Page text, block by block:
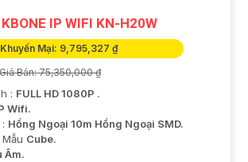
bạn tìm được giải pháp an ninh
IP WIFI KN-H20W
Khuyến Mại: 9,795,327 ₫
Giá Bán: 75,350,000 ₫
: FULL HD 1080P .
Wifi.
Hồng Ngoại 10m Hồng Ngoại SMD.
Cube.
Âm.